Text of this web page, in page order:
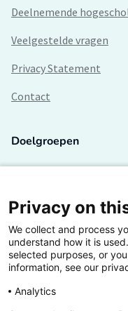
Deelnemende
Veelgestelde vragen
Privacy Statement
Contact
Doelgroepen
Lectoren en
Bedrijven
Hogescholen
Privacy on
We collect and process
understand how it is
selected purposes, or
information, see our
Analytics